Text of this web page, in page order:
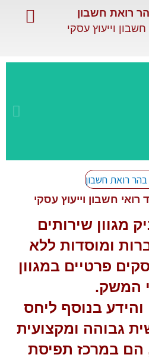
רואת חשבון
וייעוץ עסקי
חשבון וייעוץ עסקי
מגוון שירותים
ומוסדות ללא
פרטיים במגוון
המשק.
והידע בנוסף ליחס
גבוהה ומקצועית
הם במרכז תפיסת